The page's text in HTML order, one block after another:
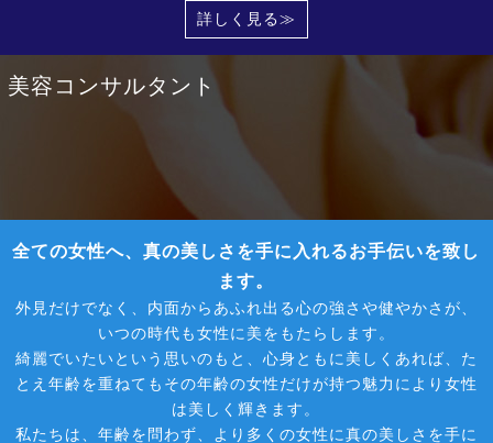
詳しく見る≫
美容コンサルタント
全ての女性へ、真の美しさを手に入れるお手伝いを致し
ます。
外見だけでなく、内面からあふれ出る心の強さや健やかさが、
いつの時代も女性に美をもたらします。
綺麗でいたいという思いのもと、心身ともに美しくあれば、た
とえ年齢を重ねてもその年齢の女性だけが持つ魅力により女性
は美しく輝きます。
私たちは、年齢を問わず、より多くの女性に真の美しさを手に